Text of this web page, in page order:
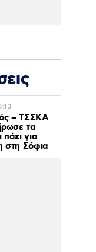
– ΤΣΣΚΑ
τα
για
στη Σόφια